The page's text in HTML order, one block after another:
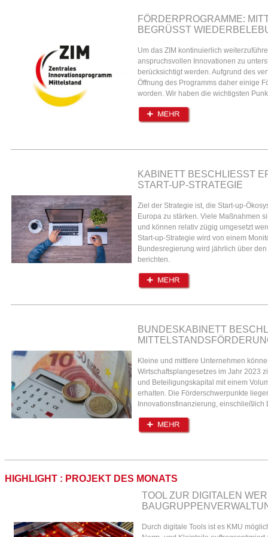
FÖRDERPROGRAMME:
BEGRÜSST
Um das ZIM kontinuierlich
anspruchsvollen Innovationen zu
berücksichtigt werden. Aufgrund des
Öffnung des Programms daher einige
worden. Wir haben die wichtigsten
KABINETT BESCHLIESST
TART-UP-STRATEGIE
Ziel der Strategie ist, die Start-up-
Europa zu stärken. Viele Maßnahmen
und können relativ zügig umgesetzt
Start-up-Strategie wird von einem
Bundesregierung wird jährlich über
berichten.
BUNDESKABINETT
ITTELSTANDSFÖRDERUNG
Kleine und mittlere Unternehmen
Wirtschaftsplangesetzes im Jahr 2023
und Beteiligungskapital mit einem
erhalten. Die Förderschwerpunkte
Innovationsfinanzierung, einschließlich
HIGHLIGHT : PROJEKT DES MONATS
TOOL ZUR DIGITALEN
Durch digitale Tools ist es KMU